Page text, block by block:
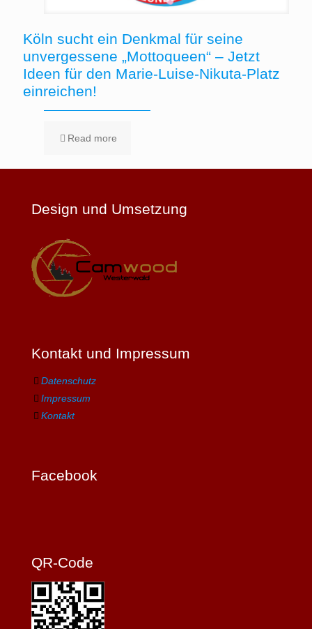
Köln sucht ein Denkmal für seine
unvergessene „Mottoqueen“ – Jetzt
Ideen für den Marie-Luise-Nikuta-Platz
einreichen!
Read more
Design und Umsetzung
Kontakt und Impressum
Datenschutz
Impressum
Kontakt
Facebook
QR-Code